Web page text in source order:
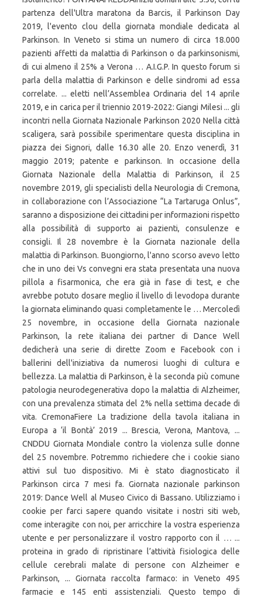
partenza dell'Ultra maratona da Barcis, il Parkinson Day
2019, l'evento clou della giornata mondiale dedicata al
Parkinson. In Veneto si stima un numero di circa 18.000
pazienti affetti da malattia di Parkinson o da parkinsonismi,
di cui almeno il 25% a Verona … A.I.G.P. In questo forum si
parla della malattia di Parkinson e delle sindromi ad essa
correlate. ... eletti nell’Assemblea Ordinaria del 14 aprile
2019, e in carica per il triennio 2019-2022: Giangi Milesi ... gli
incontri nella Giornata Nazionale Parkinson 2020 Nella città
scaligera, sarà possibile sperimentare questa disciplina in
piazza dei Signori, dalle 16.30 alle 20. Enzo venerdì, 31
maggio 2019; patente e parkinson. In occasione della
Giornata Nazionale della Malattia di Parkinson, il 25
novembre 2019, gli specialisti della Neurologia di Cremona,
in collaborazione con l’Associazione “La Tartaruga Onlus”,
saranno a disposizione dei cittadini per informazioni rispetto
alla possibilità di supporto ai pazienti, consulenze e
consigli. Il 28 novembre è la Giornata nazionale della
malattia di Parkinson. Buongiorno, l'anno scorso avevo letto
che in uno dei Vs convegni era stata presentata una nuova
pillola a fisarmonica, che era già in fase di test, e che
avrebbe potuto dosare meglio il livello di levodopa durante
la giornata eliminando quasi completamente le … Mercoledì
25 novembre, in occasione della Giornata nazionale
Parkinson, la rete italiana dei partner di Dance Well
dedicherà una serie di dirette Zoom e Facebook con i
ballerini dell'iniziativa da numerosi luoghi di cultura e
bellezza. La malattia di Parkinson, è la seconda più comune
patologia neurodegenerativa dopo la malattia di Alzheimer,
con una prevalenza stimata del 2% nella settima decade di
vita. CremonaFiere La tradizione della tavola italiana in
Europa a ‘il Bontà’ 2019 ... Brescia, Verona, Mantova, ...
CNDDU Giornata Mondiale contro la violenza sulle donne
del 25 novembre. Potremmo richiedere che i cookie siano
attivi sul tuo dispositivo. Mi è stato diagnosticato il
Parkinson circa 7 mesi fa. Giornata nazionale parkinson
2019: Dance Well al Museo Civico di Bassano. Utilizziamo i
cookie per farci sapere quando visitate i nostri siti web,
come interagite con noi, per arricchire la vostra esperienza
utente e per personalizzare il vostro rapporto con il … ...
proteina in grado di ripristinare l’attività fisiologica delle
cellule cerebrali malate di persone con Alzheimer e
Parkinson, ... Giornata raccolta farmaco: in Veneto 495
farmacie e 145 enti assistenziali. Questo tempo di